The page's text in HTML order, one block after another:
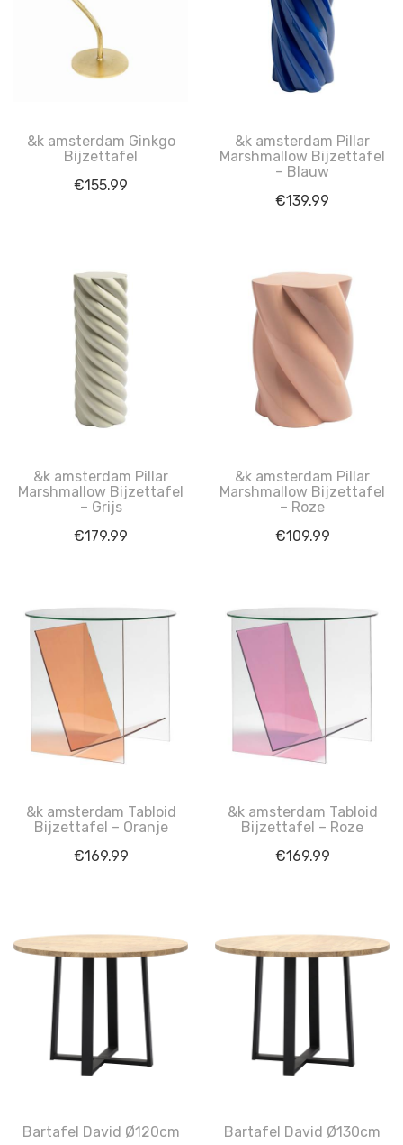
&k amsterdam Ginkgo
Bijzettafel
€155.99
&k amsterdam Pillar
Marshmallow Bijzettafel
– Blauw
€139.99
&k amsterdam Pillar
Marshmallow Bijzettafel
– Grijs
€179.99
&k amsterdam Pillar
Marshmallow Bijzettafel
– Roze
€109.99
&k amsterdam Tabloid
Bijzettafel – Oranje
€169.99
&k amsterdam Tabloid
Bijzettafel – Roze
€169.99
Bartafel David Ø120cm
Bartafel David Ø130cm